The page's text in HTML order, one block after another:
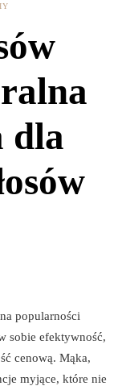
dla
popularności
sobie efektywność,
cenową. Mąka,
myjące, które nie